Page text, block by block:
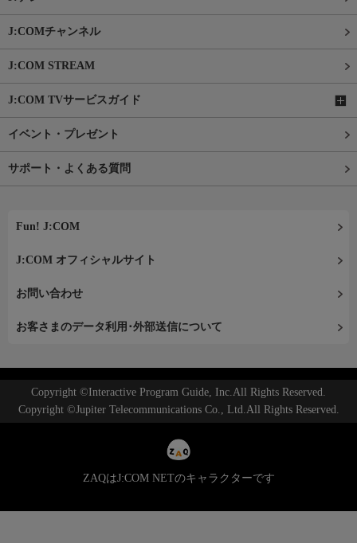
J:COMチャンネル
J:COM STREAM
J:COM TVサービスガイド
イベント・プレゼント
サポート・よくある質問
Fun! J:COM
J:COM オフィシャルサイト
お問い合わせ
お客さまのデータ利用･外部送信について
Copyright ©Interactive Program Guide, Inc.All Rights Reserved.
Copyright ©Jupiter Telecommunications Co., Ltd.All Rights Reserved.
ZAQはJ:COM NETのキャラクターです